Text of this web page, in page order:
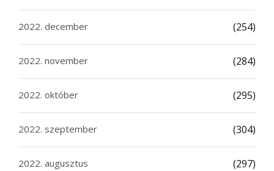
2022. december (254)
2022. november (284)
2022. október (295)
2022. szeptember (304)
2022. augusztus (297)